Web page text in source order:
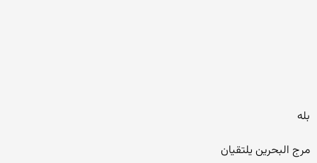
بله
مرج البحرین یلتقیان